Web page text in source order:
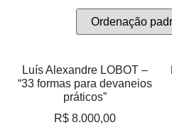
Luís Alexandre LOBOT –
“33 formas para devaneios
práticos”
R$ 8.000,00